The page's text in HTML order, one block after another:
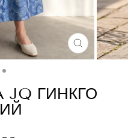
(ESC)
JQ ГИНКГО